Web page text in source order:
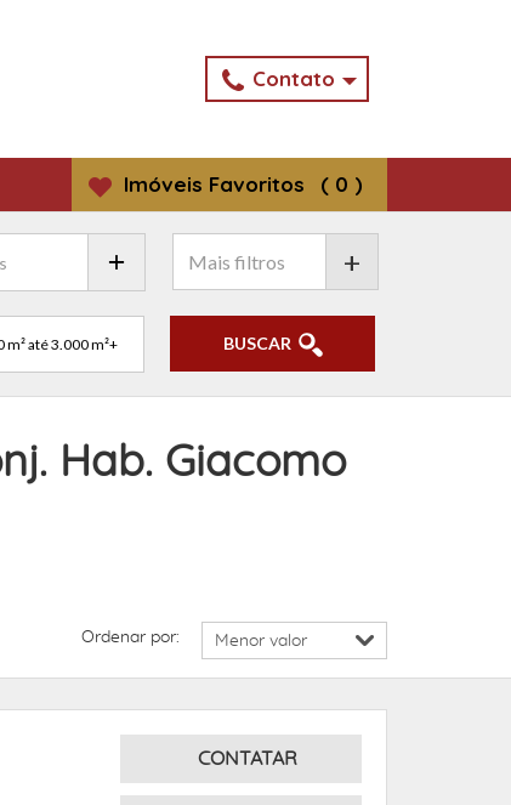
Contato
Imóveis Favoritos ( 0 )
+
BUSCAR
Hab. Giacomo
Ordenar por:
CONTATAR